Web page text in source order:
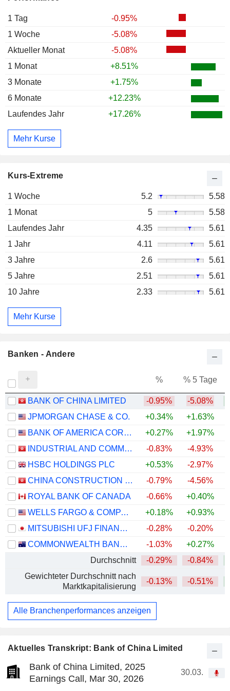
Aktuelles Transkript: Bank of China Limited
Bank of China Limited, 2025
Earnings Call, Mar 30, 2026
30.03.
1 Tag
-0.95%
1 Woche
-5.08%
Aktueller Monat
-5.08%
1 Monat
+8.51%
3 Monate
+1.75%
6 Monate
+12.23%
Laufendes Jahr
+17.26%
Mehr Kurse
Kurs-Extreme
1 Woche 5.2
5.58
1 Monat
5
5.58
Laufendes Jahr
4.35
5.61
1 Jahr
4.11
5.61
3 Jahre
2.6
5.61
5 Jahre
2.51
5.61
10 Jahre
2.33 5.61
Mehr Kurse
Banken - Andere
% % 5 Tage
BANK OF CHINA LIMITED -0.95% -5.08%
JPMORGAN CHASE & CO.
+0.34% +1.63%
BANK OF AMERICA CORPORATION
+0.27% +1.97%
INDUSTRIAL AND COMMERCIAL BANK OF CHINA LIMITED
-0.83% -4.93%
HSBC HOLDINGS PLC
+0.53% -2.97%
CHINA CONSTRUCTION BANK CORPORATION
-0.79% -4.56%
ROYAL BANK OF CANADA
-0.66% +0.40%
WELLS FARGO & COMPANY
+0.18% +0.93%
MITSUBISHI UFJ FINANCIAL GROUP, INC.
-0.28% -0.20%
COMMONWEALTH BANK OF AUSTRALIA
-1.03% +0.27%
Durchschnitt
-0.29% -0.84%
Gewichteter Durchschnitt nach
Marktkapitalisierung
-0.13% -0.51%
Alle Branchenperformances anzeigen